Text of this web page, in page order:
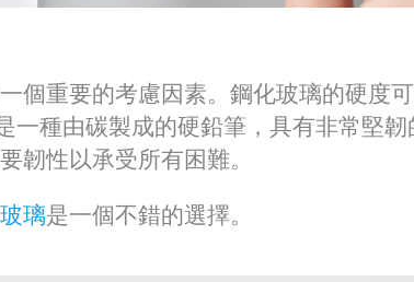
個重要的考慮因素。鋼化玻璃的硬度
一種由碳製成的硬鉛筆，具有非常堅韌
韌性以承受所有困難。
璃是一個不錯的選擇。